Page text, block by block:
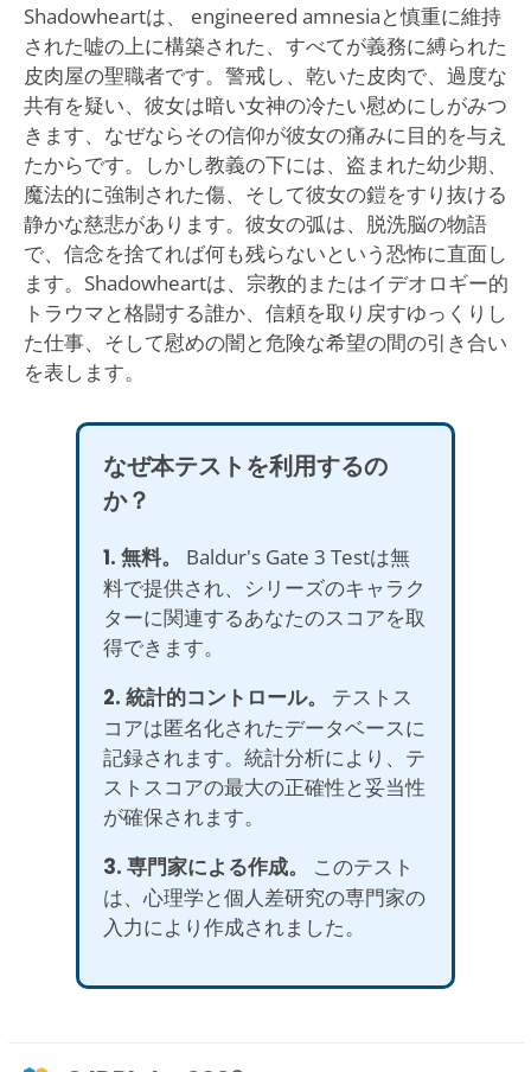
Shadowheartは、 engineered amnesiaと慎重に維持
された嘘の上に構築された、すべてが義務に縛られた
皮肉屋の聖職者です。警戒し、乾いた皮肉で、過度な
共有を疑い、彼女は暗い女神の冷たい慰めにしがみつ
きます、なぜならその信仰が彼女の痛みに目的を与え
たからです。しかし教義の下には、盗まれた幼少期、
魔法的に強制された傷、そして彼女の鎧をすり抜ける
静かな慈悲があります。彼女の弧は、脱洗脳の物語
で、信念を捨てれば何も残らないという恐怖に直面し
ます。Shadowheartは、宗教的またはイデオロギー的
トラウマと格闘する誰か、信頼を取り戻すゆっくりし
た仕事、そして慰めの闇と危険な希望の間の引き合い
を表します。
なぜ本テストを利用するの
か？
1. 無料。
Baldur's Gate 3 Testは無
料で提供され、シリーズのキャラク
ターに関連するあなたのスコアを取
得できます。
2. 統計的コントロール。
テストス
コアは匿名化されたデータベースに
記録されます。統計分析により、テ
ストスコアの最大の正確性と妥当性
が確保されます。
3. 専門家による作成。
このテスト
は、心理学と個人差研究の専門家の
入力により作成されました。